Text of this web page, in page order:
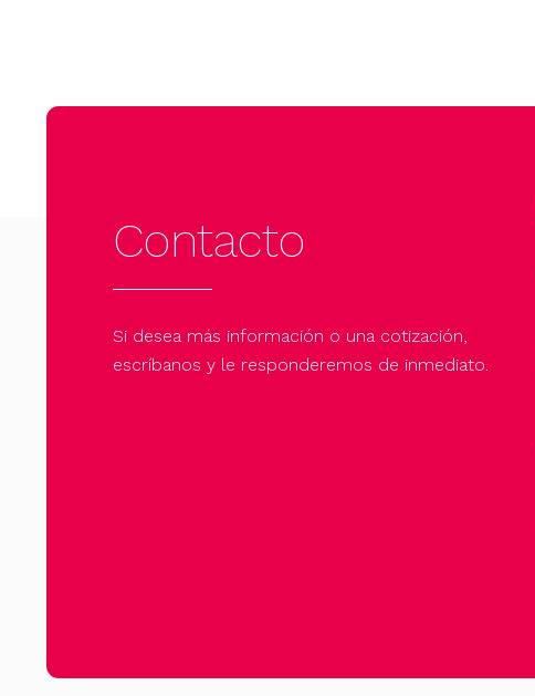
Contacto
Si desea más información o una cotización,
escríbanos y le responderemos de inmediato.